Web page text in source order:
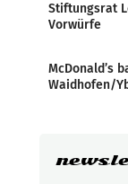
Stiftungsrat
Vorwürfe
McDonald’s
Waidhofen/